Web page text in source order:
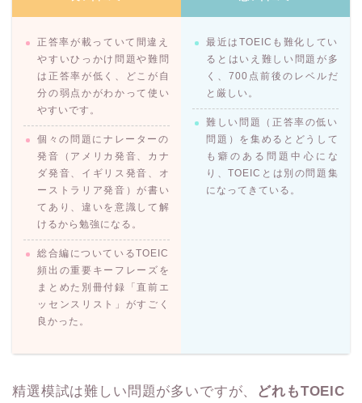
正答率が載っていて間違え
やすいひっかけ問題や難問
は正答率が低く、どこが自
分の弱点かがわかって使い
やすいです。
個々の問題にナレーターの
発音（アメリカ発音、カナ
ダ発音、イギリス発音、オ
ーストラリア発音）が書い
てあり、違いを意識して解
けるから勉強になる。
総合編についているTOEIC
頻出の重要キーフレーズを
まとめた別冊付録「直前エ
ッセンスリスト」がすごく
良かった。
最近はTOEICも難化してい
るとはいえ難しい問題が多
く、700点前後のレベルだ
と厳しい。
難しい問題（正答率の低い
問題）を集めるとどうして
も癖のある問題中心にな
り、TOEICとは別の問題集
になってきている。
精選模試は難しい問題が多いですが、 どれもTOEIC